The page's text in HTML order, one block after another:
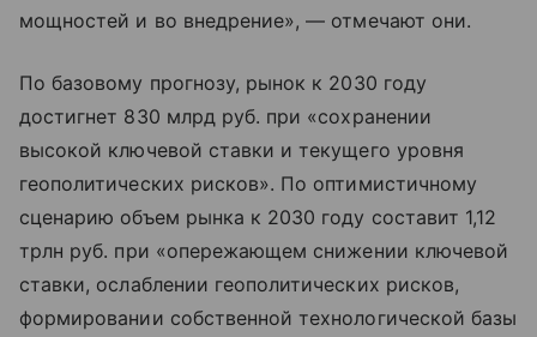
мощностей и во внедрение», — отмечают они.
По базовому прогнозу, рынок к 2030 году
достигнет 830 млрд руб. при «сохранении
высокой ключевой ставки и текущего уровня
геополитических рисков». По оптимистичному
сценарию объем рынка к 2030 году составит 1,12
трлн руб. при «опережающем снижении ключевой
ставки, ослаблении геополитических рисков,
формировании собственной технологической базы